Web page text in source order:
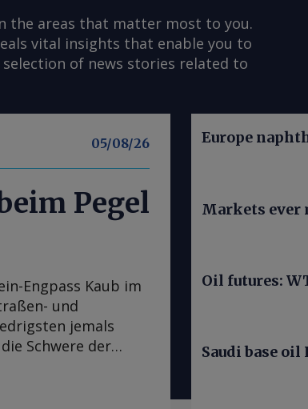
the areas that matter most to you.
vital insights that enable you to
of news stories related to
05/08/26
Pegel
Engpass Kaub im
und
jemals
Schwere der
Europe
Markets ever
Oil futures:
Saudi base